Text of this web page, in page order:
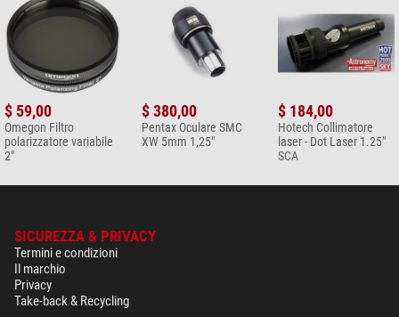
$ 59,00
Omegon Filtro
polarizzatore variabile
2"
$ 380,00
Pentax Oculare SMC
XW 5mm 1,25"
$ 184,00
Hotech Collimatore
laser - Dot Laser 1.25"
SCA
SICUREZZA & PRIVACY
Termini e condizioni
Il marchio
Privacy
Take-back & Recycling